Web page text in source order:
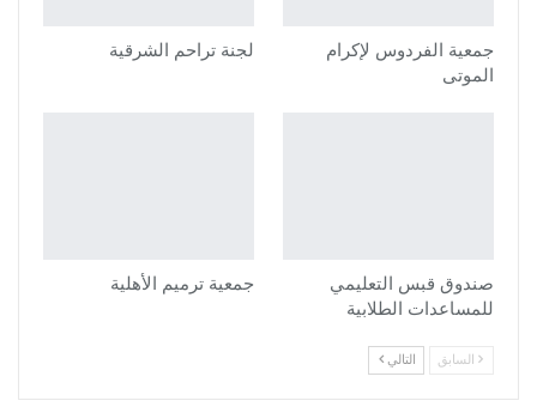
لجنة تراحم الشرقية
جمعية الفردوس لإكرام
الموتى
جمعية ترميم الأهلية
صندوق قبس التعليمي
للمساعدات الطلابية
السابق التالي